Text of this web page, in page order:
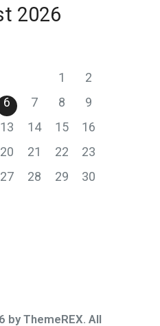
2026
1
2
6 7 8
9
13 14 15
16
20 21 22
23
27 28 29
30
by ThemeREX. All